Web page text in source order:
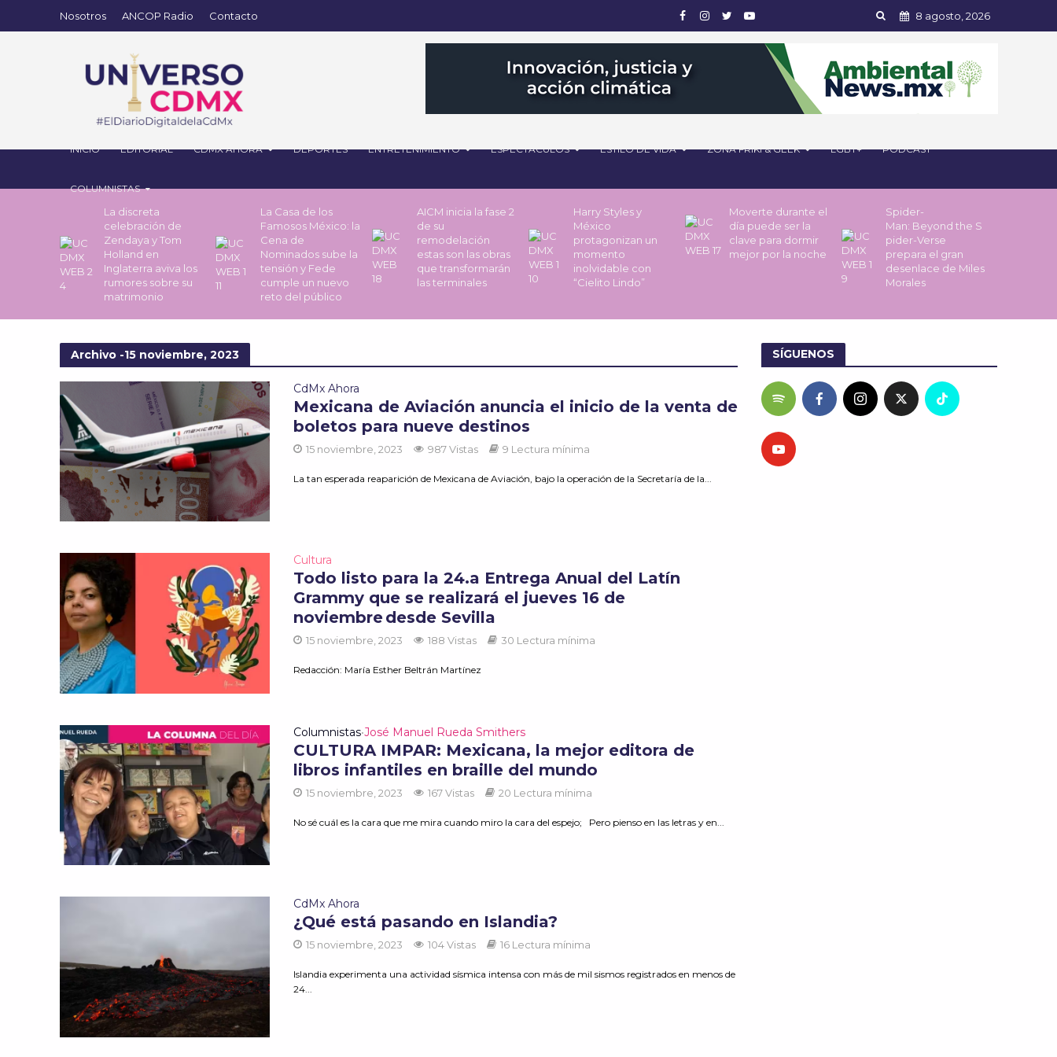
Nosotros ANCOP Radio Contacto 8 agosto, 2026
INICIO EDITORIAL CDMX AHORA DEPORTES ENTRETENIMIENTO ESPECTÁCULOS ESTILO DE VIDA ZONA FRIKI & GEEK LGBT+ PODCAST
COLUMNISTAS
La discreta
celebración de
Zendaya y Tom
Holland en
Inglaterra aviva los
rumores sobre su
matrimonio
La Casa de los
Famosos México: la
Cena de
Nominados sube la
tensión y Fede
cumple un nuevo
reto del público
AICM inicia la fase 2
de su
remodelación
estas son las obras
que transformarán
las terminales
Harry Styles y
México
protagonizan un
momento
inolvidable con
“Cielito Lindo”
Moverte durante el
día puede ser la
clave para dormir
mejor por la noche
Spider-
Man: Beyond the S
pider-Verse
prepara el gran
desenlace de Miles
Morales
Archivo -15 noviembre, 2023
CdMx Ahora
Mexicana de Aviación anuncia el inicio de la venta de
boletos para nueve destinos
15 noviembre, 2023 987 Vistas 9 Lectura mínima
La tan esperada reaparición de Mexicana de Aviación, bajo la operación de la Secretaría de la...
Cultura
Todo listo para la 24.a Entrega Anual del Latín
Grammy que se realizará el jueves 16 de
noviembre desde Sevilla
15 noviembre, 2023 188 Vistas 30 Lectura mínima
Redacción: María Esther Beltrán Martínez
Columnistas•José Manuel Rueda Smithers
CULTURA IMPAR: Mexicana, la mejor editora de
libros infantiles en braille del mundo
15 noviembre, 2023 167 Vistas 20 Lectura mínima
No sé cuál es la cara que me mira cuando miro la cara del espejo; Pero pienso en las letras y en...
CdMx Ahora
¿Qué está pasando en Islandia?
15 noviembre, 2023 104 Vistas 16 Lectura mínima
Islandia experimenta una actividad sísmica intensa con más de mil sismos registrados en menos de
24...
SÍGUENOS